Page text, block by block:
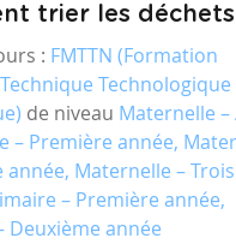
trier les déchets
: FMTTN (Formation
de niveau Maternelle –
– Première année,
année, Maternelle –
– Première année,
Deuxième année